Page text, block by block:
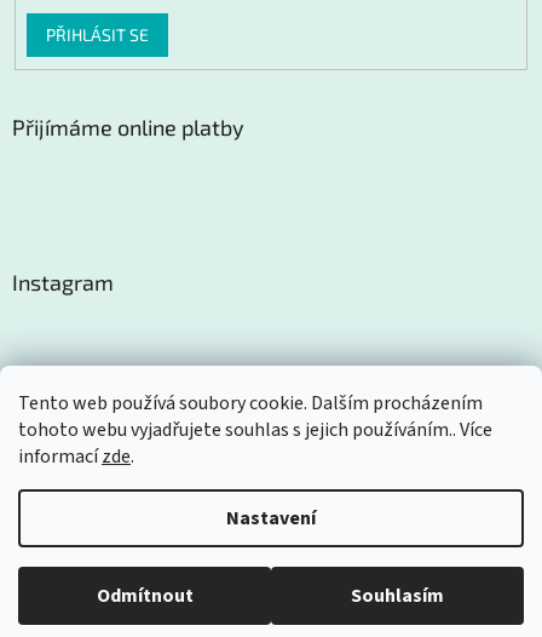
Tento web používá soubory cookie. Dalším procházením
tohoto webu vyjadřujete souhlas s jejich používáním.. Více
informacízde.
Nastavení
Odmítnout Souhlasím
PŘIHLÁSIT SE
Přijímáme online platby
Instagram
Sledovat na Instagramu
Vytvořil Shoptet
Copyright 2026 . Všechna práva vyhrazena.